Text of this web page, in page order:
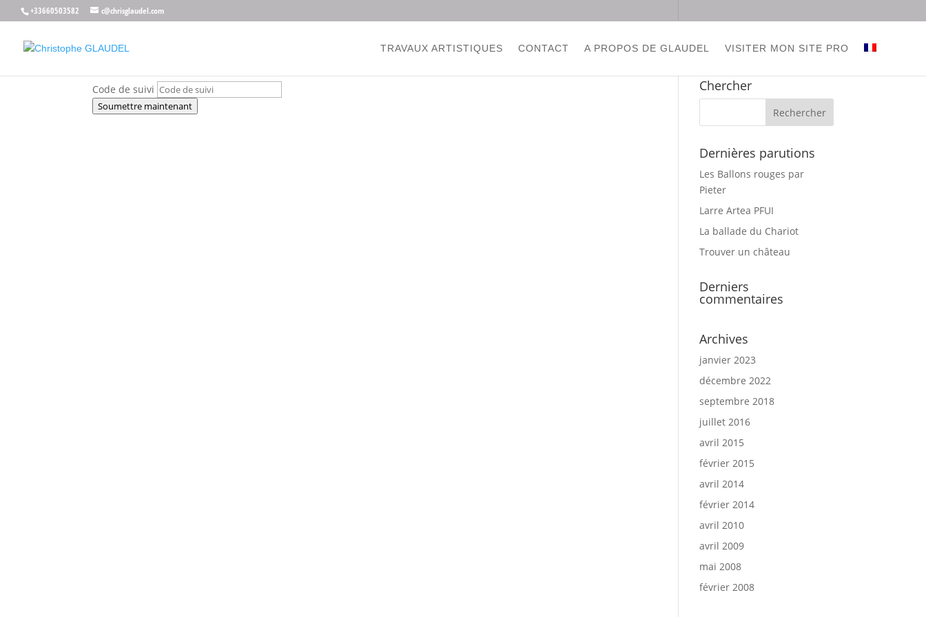
+33660503582 c@chrisglaudel.com
TRAVAUX ARTISTIQUES CONTACT A PROPOS DE GLAUDEL VISITER MON SITE PRO
Soumission confirmée-a
Code de suivi
Soumettre maintenant
Français
Chercher
Dernières parutions
Les Ballons rouges par
Pieter
Larre Artea PFUI
La ballade du Chariot
Trouver un château
Derniers
commentaires
Archives
janvier 2023
décembre 2022
septembre 2018
juillet 2016
avril 2015
février 2015
avril 2014
février 2014
avril 2010
avril 2009
mai 2008
février 2008